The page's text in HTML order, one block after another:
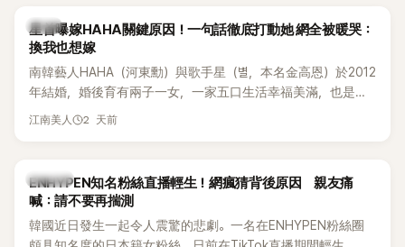
韓星
星首曝嫁HAHA關鍵原因！一句話徹底打動她 網全被暖哭：
換我也想嫁
南韓藝人HAHA（河東勳）與歌手星（별，本名金高恩）於2012
年結婚，婚後育有兩子一女，一家五口生活幸福美滿，也是韓
國演藝圈公認的模範夫妻。近日，星首度公開當年決定嫁給
江南美人 2 天前
K-POP
ENHYPEN知名粉絲直播輕生！網瘋猜背後原因 親友痛
喊：請不要再揣測
韓國近日發生一起令人震驚的悲劇。一名在ENHYPEN粉絲圈